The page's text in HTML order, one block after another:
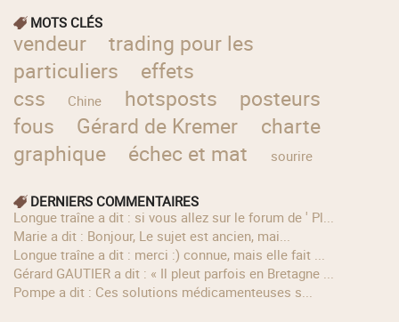
MOTS CLÉS
vendeur
trading pour les
particuliers
effets
css
Chine hotsposts
posteurs
fous
Gérard de Kremer
charte
graphique
échec et mat sourire
DERNIERS COMMENTAIRES
longue traîne a dit : si vous allez sur le forum de ' Pl...
Marie a dit : Bonjour, Le sujet est ancien, mai...
longue traîne a dit : merci :) connue, mais elle fait ...
Gérard GAUTIER a dit : « Il pleut parfois en Bretagne ...
Pompe a dit : Ces solutions médicamenteuses s...